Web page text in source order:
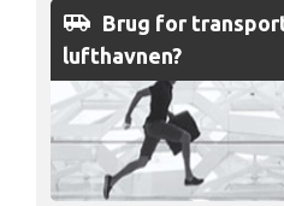
airport_shuttle Brug for
lufthavnen?